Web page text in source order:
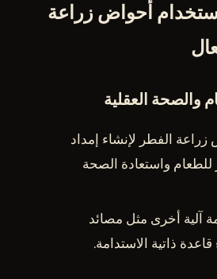
أحواض زراعة
والصحة العقلية
الفطر لإنشاء إمداد
واستعادة الصحة
آلية أخرى مثل مصائد
ذاتية الاستدامة.